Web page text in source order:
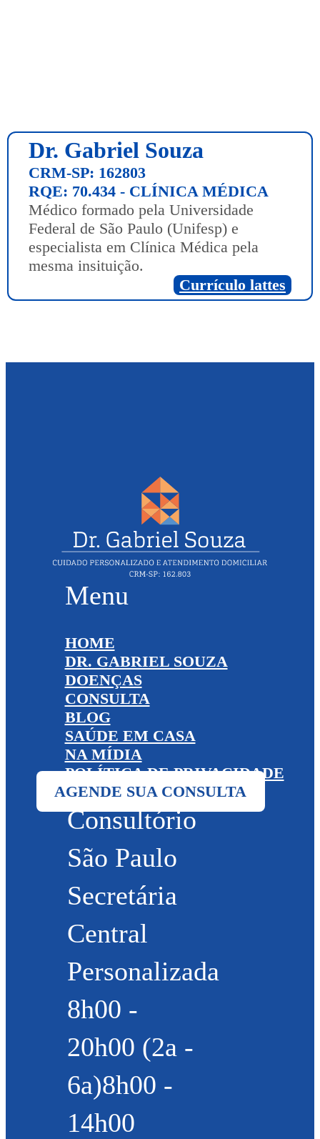
Dr. Gabriel Souza
CRM-SP: 162803
RQE: 70.434 - CLÍNICA MÉDICA
Médico formado pela Universidade
Federal de São Paulo (Unifesp) e
especialista em Clínica Médica pela
mesma insituição.
Currículo lattes
Menu
HOME
DR. GABRIEL SOUZA
DOENÇAS
CONSULTA
BLOG
SAÚDE EM CASA
NA MÍDIA
POLÍTICA DE PRIVACIDADE
AGENDE SUA CONSULTA
Consultório
São Paulo
Secretária
Central
Personalizada
8h00 -
20h00 (2a -
6a)8h00 -
14h00